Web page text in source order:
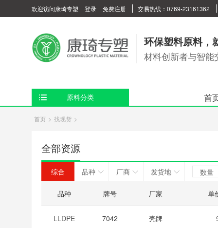
欢迎访问康琦专塑 登录 免费注册 交易热线：0769-23161362
环保塑料原料，
材料创新者与智能
原料分类 首
首页 > 找现货 >
全部资源
综合 品种 厂商 发货地 数量
品种 牌号 厂家 单
LLDPE 7042 壳牌